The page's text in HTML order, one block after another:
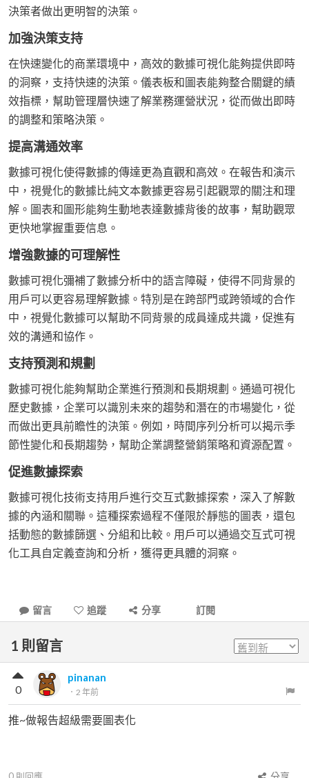
決策者做出更明智的決策。
加強決策支持
在快速變化的商業環境中，高效的數據可視化能夠提供即時
的洞察，支持快速的決策。儀表板和圖表能夠整合關鍵的績
效指標，幫助管理層快速了解業務運營狀況，從而做出即時
的調整和策略決策。
提高溝通效率
數據可視化使得數據的傳達更為直觀和高效。在報告和演示
中，視覺化的數據比純文本數據更容易引起觀眾的關注和理
解。圖表和圖形能夠生動地表達數據背後的故事，幫助觀眾
更快地掌握重要信息。
增強數據的可理解性
數據可視化彌補了數據分析中的語言障礙，使得不同背景的
用戶可以更容易理解數據。特別是在跨部門或跨領域的合作
中，視覺化數據可以幫助不同背景的成員達成共識，促進有
效的溝通和協作。
支持預測和規劃
數據可視化能夠幫助企業進行預測和長期規劃。通過可視化
歷史數據，企業可以識別未來的趨勢和潛在的市場變化，從
而做出更具前瞻性的決策。例如，時間序列分析可以揭示季
節性變化和長期趨勢，幫助企業調整營銷策略和資源配置。
促進數據探索
數據可視化技術支持用戶進行交互式數據探索，深入了解數
據的內涵和關聯。這種探索過程不僅限於靜態的圖表，還包
括動態的數據篩選、分組和比較。用戶可以通過交互式可視
化工具自定義查詢和分析，獲得更具體的洞察。
留言 追蹤 分享 訂閱
1 則留言
pinanan
． 2 年前
0
推~做報告超級需要圖表化